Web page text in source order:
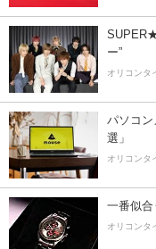
ー”
オリコンタ
パソコ
選」
オリコンタ
一番似
オリコンタ